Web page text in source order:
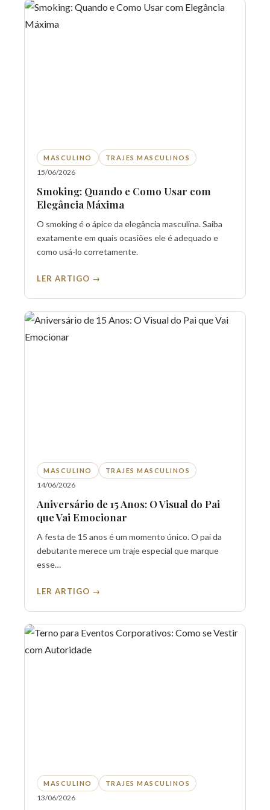
MASCULINO TRAJES MASCULINOS
15/06/2026
Smoking: Quando e Como Usar com
Elegância Máxima
O smoking é o ápice da elegância masculina. Saiba
exatamente em quais ocasiões ele é adequado e
como usá-lo corretamente.
LER ARTIGO →
MASCULINO TRAJES MASCULINOS
14/06/2026
Aniversário de 15 Anos: O Visual do Pai
que Vai Emocionar
A festa de 15 anos é um momento único. O pai da
debutante merece um traje especial que marque
esse…
LER ARTIGO →
MASCULINO TRAJES MASCULINOS
13/06/2026